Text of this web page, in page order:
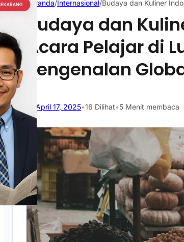
Beranda/Internasional/Budaya dan Kuliner
Budaya dan
Acara Pelajar di
Pengenalan
April 17, 2025•16 Dilihat•5 Menit membaca